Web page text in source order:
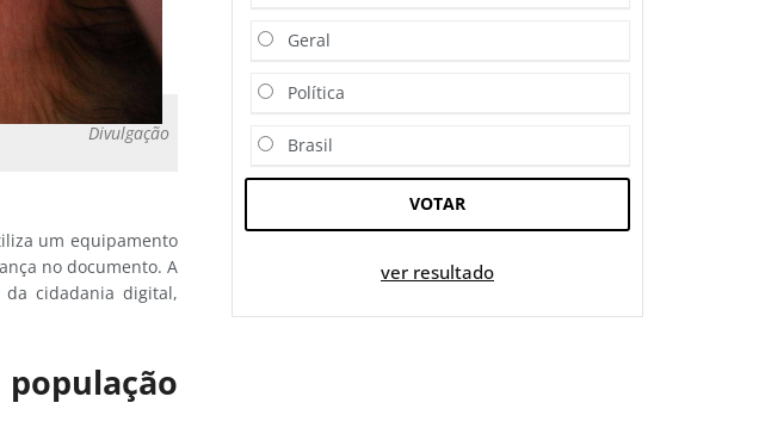
Divulgação
um equipamento
no documento. A
cidadania digital,
Geral
Política
Brasil
VOTAR
ver resultado